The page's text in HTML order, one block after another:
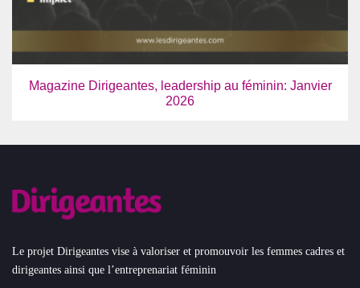
Magazine Dirigeantes, leadership au féminin: Janvier
2026
Le projet Dirigeantes vise à valoriser et promouvoir les femmes cadres et
dirigeantes ainsi que l’entreprenariat féminin